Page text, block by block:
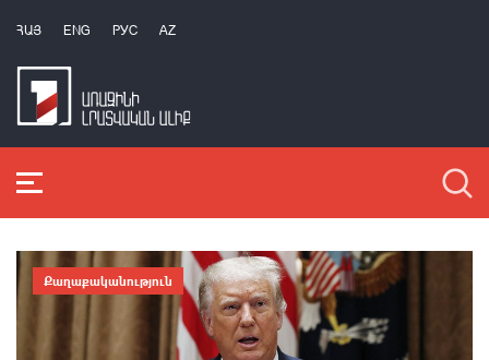
ՀԱՅ ENG РУС AZ
Քաղաքականություն